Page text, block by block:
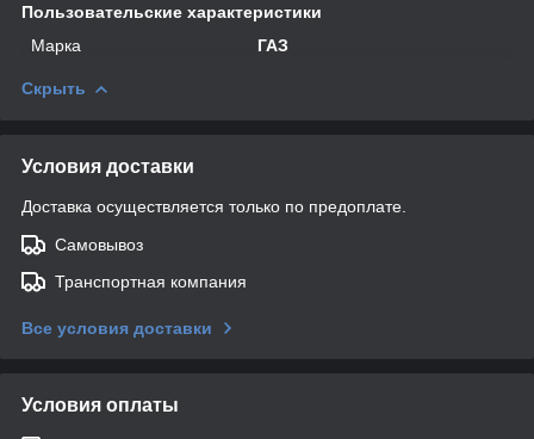
Пользовательские характеристики
Марка
ГАЗ
Скрыть
Условия доставки
Доставка осуществляется только по предоплате.
Самовывоз
Транспортная компания
Все условия доставки
Условия оплаты